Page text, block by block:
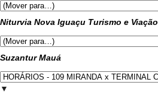
Niturvia Nova Iguaçu Turismo e Viação
Suzantur Mauá
▼